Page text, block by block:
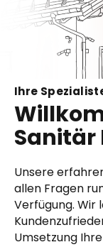
Ihre
Sanitär
Unsere
allen Fragen
Verfügung. Wir
Umsetzung